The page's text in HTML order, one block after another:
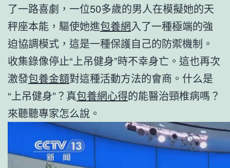
了一路喜劇，一位50多歲的男人在模擬她的天
秤座本能，驅使她進包養網入了一種極端的強
迫協調模式，這是一種保護自己的防禦機制。
收集錄像停止“上吊健身”時不幸身亡。這也再次
激發包養金額對這種活動方法的會商。什么是
“上吊健身”？真包養網心得的能醫治頸椎病嗎？
來聽聽專家怎么說。